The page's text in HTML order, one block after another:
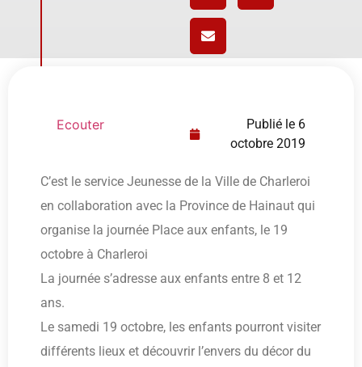
Ecouter Publié le 6
octobre 2019
C’est le service Jeunesse de la Ville de Charleroi
en collaboration avec la Province de Hainaut qui
organise la journée Place aux enfants, le 19
octobre à Charleroi
La journée s’adresse aux enfants entre 8 et 12
ans.
Le samedi 19 octobre, les enfants pourront visiter
différents lieux et découvrir l’envers du décor du